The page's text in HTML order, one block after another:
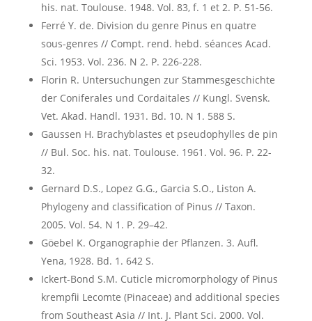
his. nat. Toulouse. 1948. Vol. 83, f. 1 et 2. P. 51-56.
Ferré Y. de. Division du genre Pinus en quatre
sous-genres // Compt. rend. hebd. séances Acad.
Sci. 1953. Vol. 236. N 2. P. 226-228.
Florin R. Untersuchungen zur Stammesgeschichte
der Coniferales und Cordaitales // Kungl. Svensk.
Vet. Akad. Handl. 1931. Bd. 10. N 1. 588 S.
Gaussen H. Brachyblastes et pseudophylles de pin
// Bul. Soc. his. nat. Toulouse. 1961. Vol. 96. P. 22-
32.
Gernard D.S., Lopez G.G., Garcia S.O., Liston A.
Phylogeny and classification of Pinus // Taxon.
2005. Vol. 54. N 1. P. 29–42.
Göebel K. Organographie der Pflanzen. 3. Aufl.
Yena, 1928. Bd. 1. 642 S.
Ickert-Bond S.M. Cuticle micromorphology of Pinus
krempfii Lecomte (Pinaceae) and additional species
from Southeast Asia // Int. J. Plant Sci. 2000. Vol.